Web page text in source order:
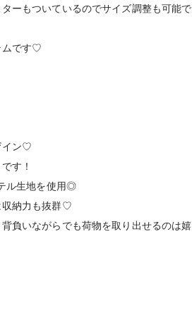
ーもついているのでサイズ調整も可能で
ムです♡
イン♡
す！
ル生地を使用◎
収納力も抜群♡
負いながらでも荷物を取り出せるのは嬉